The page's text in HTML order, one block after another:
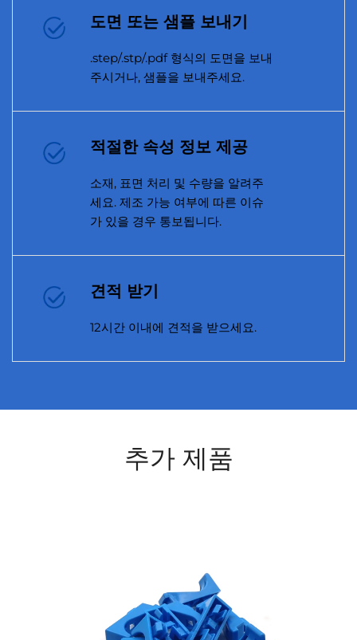
도면 또는 샘플 보내기
.step/.stp/.pdf 형식의 도면을 보내
주시거나, 샘플을 보내주세요.
적절한 속성 정보 제공
소재, 표면 처리 및 수량을 알려주
세요. 제조 가능 여부에 따른 이슈
가 있을 경우 통보됩니다.
견적 받기
12시간 이내에 견적을 받으세요.
추가 제품